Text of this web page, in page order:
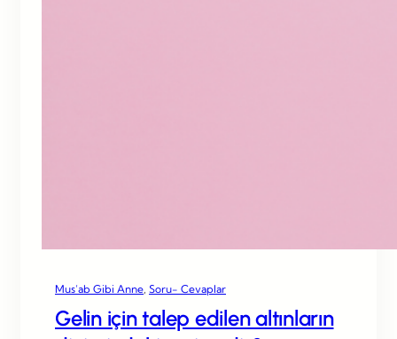
Mus’ab Gibi Anne Soru- Cevaplar
Gelin için talep edilen altınların